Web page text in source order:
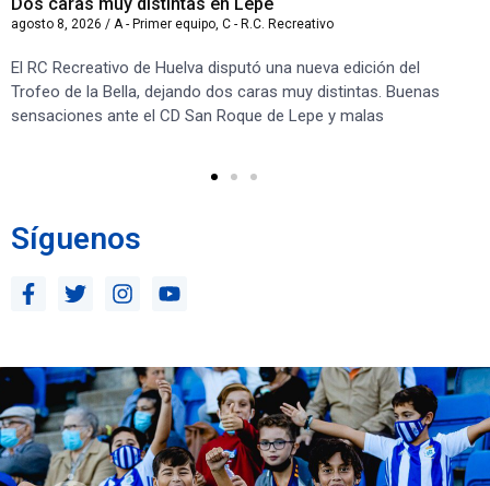
Dos caras muy distintas en Lepe
agosto 8, 2026 / A - Primer equipo, C - R.C. Recreativo
El RC Recreativo de Huelva disputó una nueva edición del
Trofeo de la Bella, dejando dos caras muy distintas. Buenas
sensaciones ante el CD San Roque de Lepe y malas
Síguenos